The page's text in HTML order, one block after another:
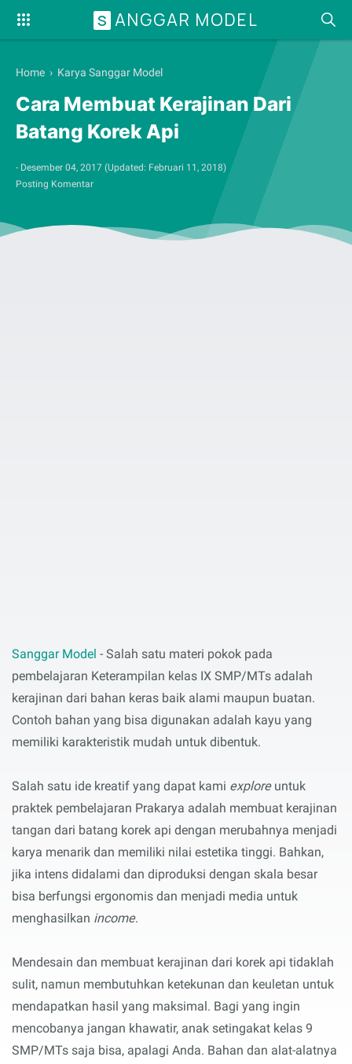
S ANGGAR MODEL
Home › Karya Sanggar Model
Cara Membuat Kerajinan Dari
Batang Korek Api
- Desember 04, 2017 (Updated: Februari 11, 2018)
Posting Komentar
Sanggar Model - Salah satu materi pokok pada
pembelajaran Keterampilan kelas IX SMP/MTs adalah
kerajinan dari bahan keras baik alami maupun buatan.
Contoh bahan yang bisa digunakan adalah kayu yang
memiliki karakteristik mudah untuk dibentuk.
Salah satu ide kreatif yang dapat kami exploreuntuk
praktek pembelajaran Prakarya adalah membuat kerajinan
tangan dari batang korek api dengan merubahnya menjadi
karya menarik dan memiliki nilai estetika tinggi. Bahkan,
jika intens didalami dan diproduksi dengan skala besar
bisa berfungsi ergonomis dan menjadi media untuk
menghasilkan income.
Mendesain dan membuat kerajinan dari korek api tidaklah
sulit, namun membutuhkan ketekunan dan keuletan untuk
mendapatkan hasil yang maksimal. Bagi yang ingin
mencobanya jangan khawatir, anak setingakat kelas 9
SMP/MTs saja bisa, apalagi Anda. Bahan dan alat-alatnya